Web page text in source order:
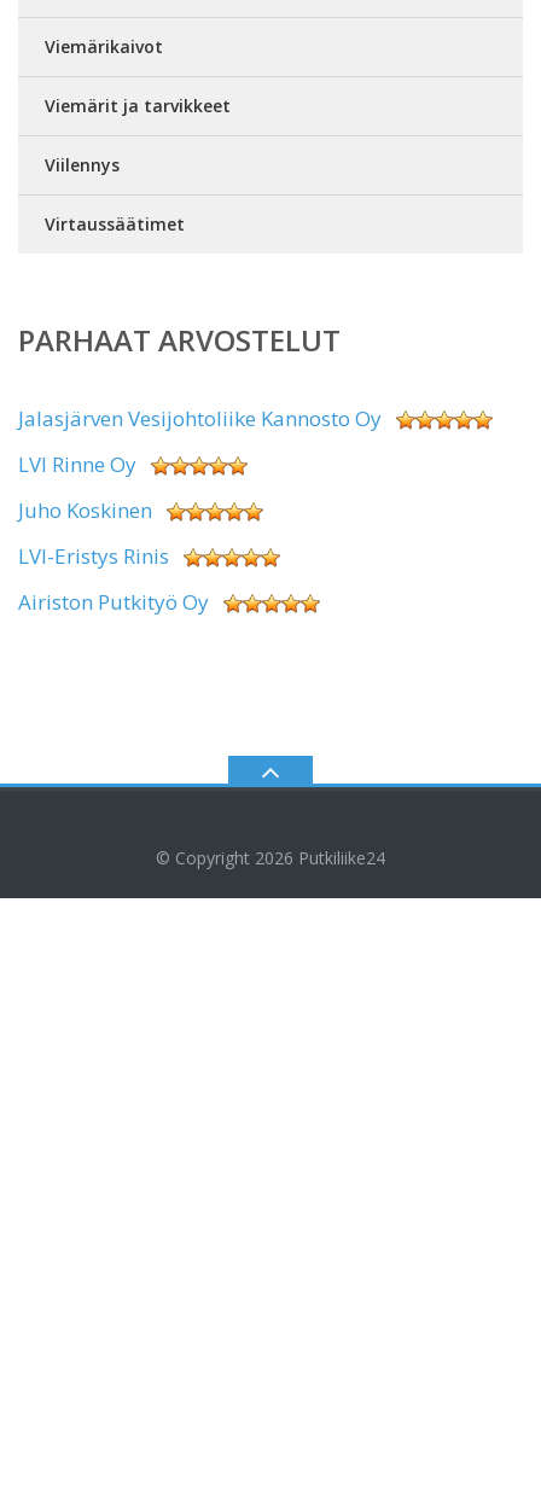
Viemärikaivot
Viemärit ja tarvikkeet
Viilennys
Virtaussäätimet
PARHAAT ARVOSTELUT
Jalasjärven Vesijohtoliike Kannosto Oy
LVI Rinne Oy
Juho Koskinen
LVI-Eristys Rinis
Airiston Putkityö Oy
© Copyright 2026 Putkiliike24